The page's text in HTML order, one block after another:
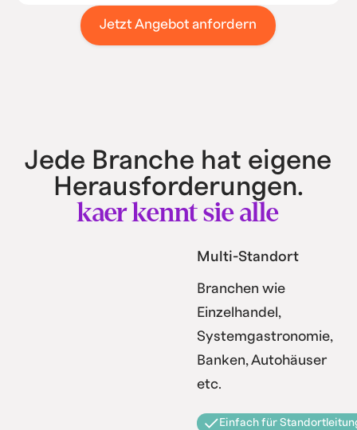
Jetzt Angebot anfordern
Jede Branche hat eigene
Herausforderungen.
kaer kennt sie alle
Multi-Standort
Branchen wie
Einzelhandel,
Systemgastronomie,
Banken, Autohäuser
etc.
Einfach für